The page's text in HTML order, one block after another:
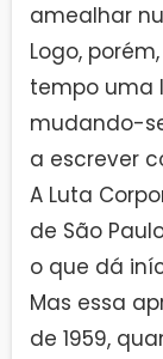
amealhar
Logo,
tempo uma
mudando-
a escrever
A Luta
de São
o que dá
Mas essa
de 1959,